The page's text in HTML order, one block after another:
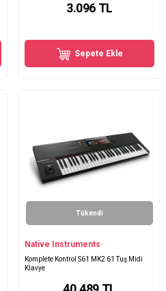
3.096 TL
Sepete Ekle
Tükendi
Native Instruments
Komplete Kontrol S61 MK2 61 Tuş Midi
Klavye